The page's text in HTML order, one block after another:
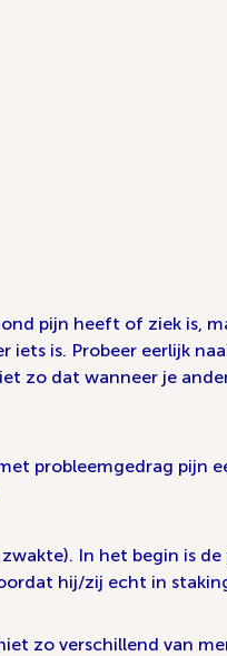
pijn heeft of ziek is,
is. Probeer eerlijk
zo dat wanneer je
probleemgedrag pijn
In het begin is
hij/zij echt in
zo verschillend van